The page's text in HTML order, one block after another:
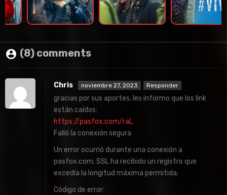
(8) comments
Chris noviembre 27, 2023 Responder
gracias por sus aportes, les informo que los link
están caídos:
https://pasfox.com/raL
Falló la conexión segura
Un error ocurrió durante una conexión a
pasfox.com. SSL ha recibido un registro que
excedía la longitud máxima permitida.
Código de error: